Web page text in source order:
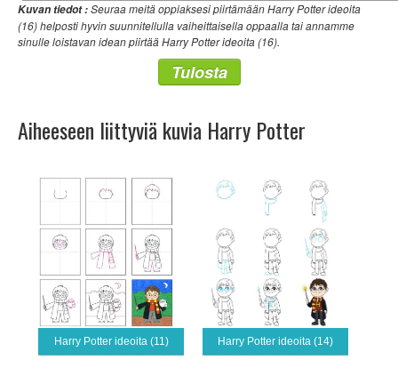
Kuvan tiedot :Seuraa meitä oppiaksesi piirtämään Harry Potter ideoita
(16) helposti hyvin suunnitellulla vaiheittaisella oppaalla tai annamme
sinulle loistavan idean piirtää Harry Potter ideoita (16).
Tulosta
Aiheeseen liittyviä kuvia Harry Potter
Harry Potter ideoita (11) Harry Potter ideoita (14)